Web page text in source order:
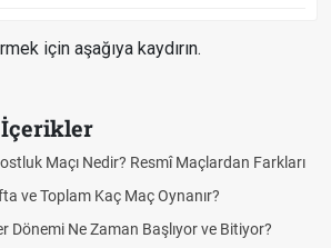
için aşağıya kaydırın.
İçerikler
Maçı Nedir? Resmî Maçlardan Farkları
Kaç Maç Oynanır?
Ne Zaman Başlıyor ve Bitiyor?